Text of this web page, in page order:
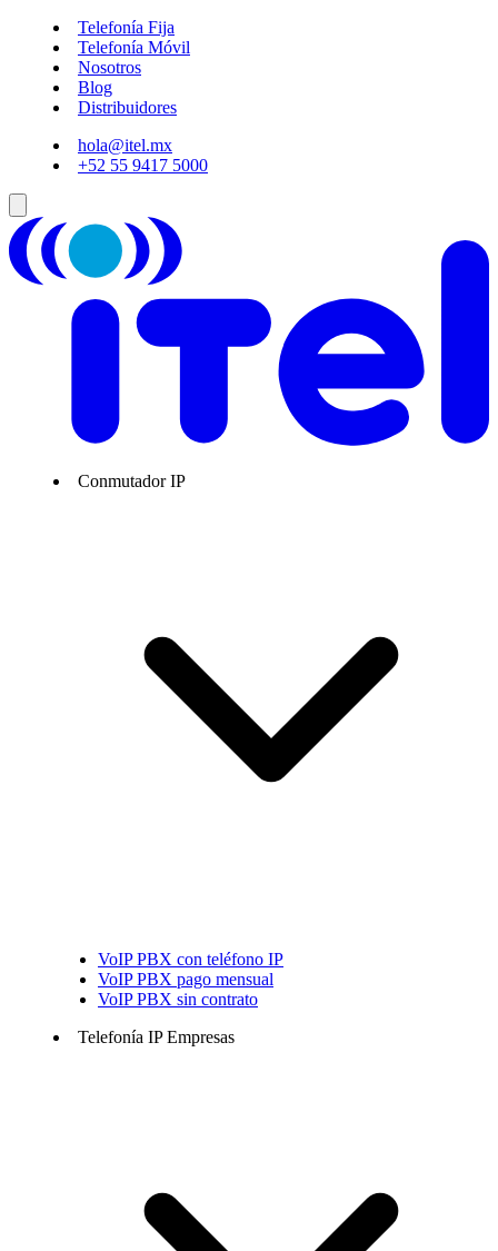
Telefonía Fija
Telefonía Móvil
Nosotros
Blog
Distribuidores
hola@itel.mx
+52 55 9417 5000
Conmutador IP
VoIP PBX con teléfono IP
VoIP PBX pago mensual
VoIP PBX sin contrato
Telefonía IP Empresas